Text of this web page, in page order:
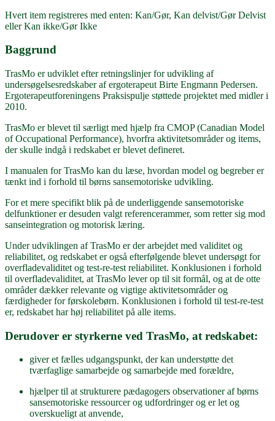
Hvert item registreres med enten: Kan/Gør, Kan delvist/Gør Delvist
eller Kan ikke/Gør Ikke
Baggrund
TrasMo er udviklet efter retningslinjer for udvikling af
undersøgelsesredskaber af ergoterapeut Birte Engmann Pedersen.
Ergoterapeutforeningens Praksispulje støttede projektet med midler i
2010.
TrasMo er blevet til særligt med hjælp fra CMOP (Canadian Model
of Occupational Performance), hvorfra aktivitetsområder og items,
der skulle indgå i redskabet er blevet defineret.
I manualen for TrasMo kan du læse, hvordan model og begreber er
tænkt ind i forhold til børns sansemotoriske udvikling.
For et mere specifikt blik på de underliggende sansemotoriske
delfunktioner er desuden valgt referencerammer, som retter sig mod
sanseintegration og motorisk læring.
Under udviklingen af TrasMo er der arbejdet med validitet og
reliabilitet, og redskabet er også efterfølgende blevet undersøgt for
overfladevaliditet og test-re-test reliabilitet. Konklusionen i forhold
til overfladevaliditet, at TrasMo lever op til sit formål, og at de otte
områder dækker relevante og vigtige aktivitetsområder og
færdigheder for førskolebørn. Konklusionen i forhold til test-re-test
er, redskabet har høj reliabilitet på alle items.
Derudover er styrkerne ved TrasMo, at redskabet:
giver et fælles udgangspunkt, der kan understøtte det
tværfaglige samarbejde og samarbejde med forældre,
hjælper til at strukturere pædagogers observationer af børns
sansemotoriske ressourcer og udfordringer og er let og
overskueligt at anvende,